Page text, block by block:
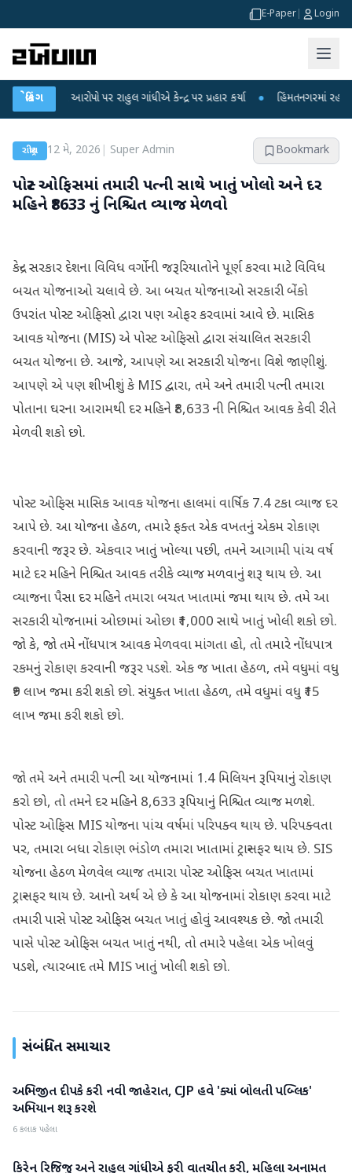
E-Paper Login
બ્રેકિંગ
આરોપો પર રાહુલ ગાંધીએ કેન્દ્ર પર પ્રહાર કર્યા ● હિંમતનગરમાં રહસ્યમય
રાષ્ટ્રીય 12 મે, 2026 Super Admin Bookmark
પોસ્ટ ઓફિસમાં તમારી પત્ની સાથે ખાતું ખોલો અને દર
મહિને ₹8633 નું નિશ્ચિત વ્યાજ મેળવો
કેન્દ્ર સરકાર દેશના વિવિધ વર્ગોની જરૂરિયાતોને પૂર્ણ કરવા માટે વિવિધ
બચત યોજનાઓ ચલાવે છે. આ બચત યોજનાઓ સરકારી બેંકો
ઉપરાંત પોસ્ટ ઓફિસો દ્વારા પણ ઓફર કરવામાં આવે છે. માસિક
આવક યોજના (MIS) એ પોસ્ટ ઓફિસો દ્વારા સંચાલિત સરકારી
બચત યોજના છે. આજે, આપણે આ સરકારી યોજના વિશે જાણીશું.
આપણે એ પણ શીખીશું કે MIS દ્વારા, તમે અને તમારી પત્ની તમારા
પોતાના ઘરના આરામથી દર મહિને ₹8,633 ની નિશ્ચિત આવક કેવી રીતે
મેળવી શકો છો.
પોસ્ટ ઓફિસ માસિક આવક યોજના હાલમાં વાર્ષિક 7.4 ટકા વ્યાજ દર
આપે છે. આ યોજના હેઠળ, તમારે ફક્ત એક વખતનું એકમ રોકાણ
કરવાની જરૂર છે. એકવાર ખાતું ખોલ્યા પછી, તમને આગામી પાંચ વર્ષ
માટે દર મહિને નિશ્ચિત આવક તરીકે વ્યાજ મળવાનું શરૂ થાય છે. આ
વ્યાજના પૈસા દર મહિને તમારા બચત ખાતામાં જમા થાય છે. તમે આ
સરકારી યોજનામાં ઓછામાં ઓછા ₹1,000 સાથે ખાતું ખોલી શકો છો.
જો કે, જો તમે નોંધપાત્ર આવક મેળવવા માંગતા હો, તો તમારે નોંધપાત્ર
રકમનું રોકાણ કરવાની જરૂર પડશે. એક જ ખાતા હેઠળ, તમે વધુમાં વધુ
₹9 લાખ જમા કરી શકો છો. સંયુક્ત ખાતા હેઠળ, તમે વધુમાં વધુ ₹15
લાખ જમા કરી શકો છો.
જો તમે અને તમારી પત્ની આ યોજનામાં 1.4 મિલિયન રૂપિયાનું રોકાણ
કરો છો, તો તમને દર મહિને 8,633 રૂપિયાનું નિશ્ચિત વ્યાજ મળશે.
પોસ્ટ ઓફિસ MIS યોજના પાંચ વર્ષમાં પરિપક્વ થાય છે. પરિપક્વતા
પર, તમારા બધા રોકાણ ભંડોળ તમારા ખાતામાં ટ્રાન્સફર થાય છે. SIS
યોજના હેઠળ મેળવેલ વ્યાજ તમારા પોસ્ટ ઓફિસ બચત ખાતામાં
ટ્રાન્સફર થાય છે. આનો અર્થ એ છે કે આ યોજનામાં રોકાણ કરવા માટે
તમારી પાસે પોસ્ટ ઓફિસ બચત ખાતું હોવું આવશ્યક છે. જો તમારી
પાસે પોસ્ટ ઓફિસ બચત ખાતું નથી, તો તમારે પહેલા એક ખોલવું
પડશે, ત્યારબાદ તમે MIS ખાતું ખોલી શકો છો.
સંબંધિત સમાચાર
રાષ્ટ્રીય
અભિજીત દીપકે કરી નવી જાહેરાત, CJP હવે 'ક્યાં બોલતી પબ્લિક'
અભિયાન શરૂ કરશે
6 કલાક પહેલા
રાષ્ટ્રીય
કિરેન રિજિજુ અને રાહુલ ગાંધીએ ફરી વાતચીત કરી, મહિલા અનામત